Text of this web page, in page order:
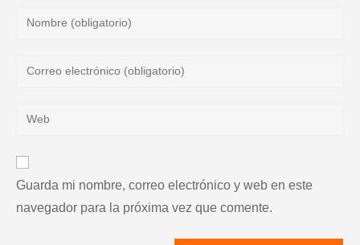
Introduce
de
para
Introduce
para
comentar
Introduce
de
tu
web
Guarda mi nombre, correo electrónico y web en este
navegador para la próxima vez que comente.